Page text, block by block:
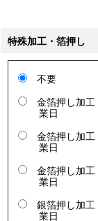
特殊加工・箔押し
不要
金箔押し加
業日
金箔押し加
業日
金箔押し加
業日
銀箔押し加
業日